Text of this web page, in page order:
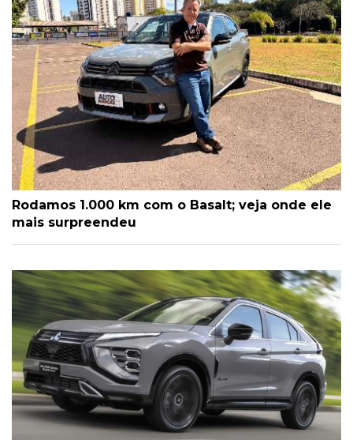
Rodamos 1.000 km com o Basalt; veja onde ele
mais surpreendeu